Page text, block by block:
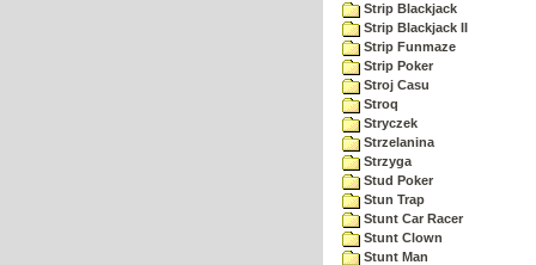
Strip Blackjack
Strip Blackjack II
Strip Funmaze
Strip Poker
Stroj Casu
Stroq
Stryczek
Strzelanina
Strzyga
Stud Poker
Stun Trap
Stunt Car Racer
Stunt Clown
Stunt Man